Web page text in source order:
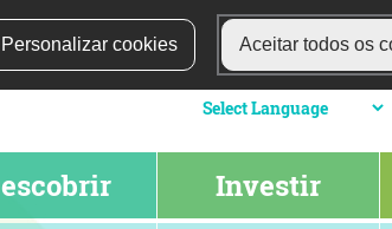
Personalizar cookies Aceitar todos os
Investir